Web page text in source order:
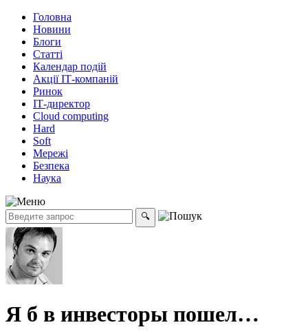
Головна
Новини
Блоги
Статті
Календар подій
Акції ІТ-компаній
Ринок
ІТ-директор
Cloud computing
Hard
Soft
Мережі
Безпека
Наука
Я б в инвесторы пошел…